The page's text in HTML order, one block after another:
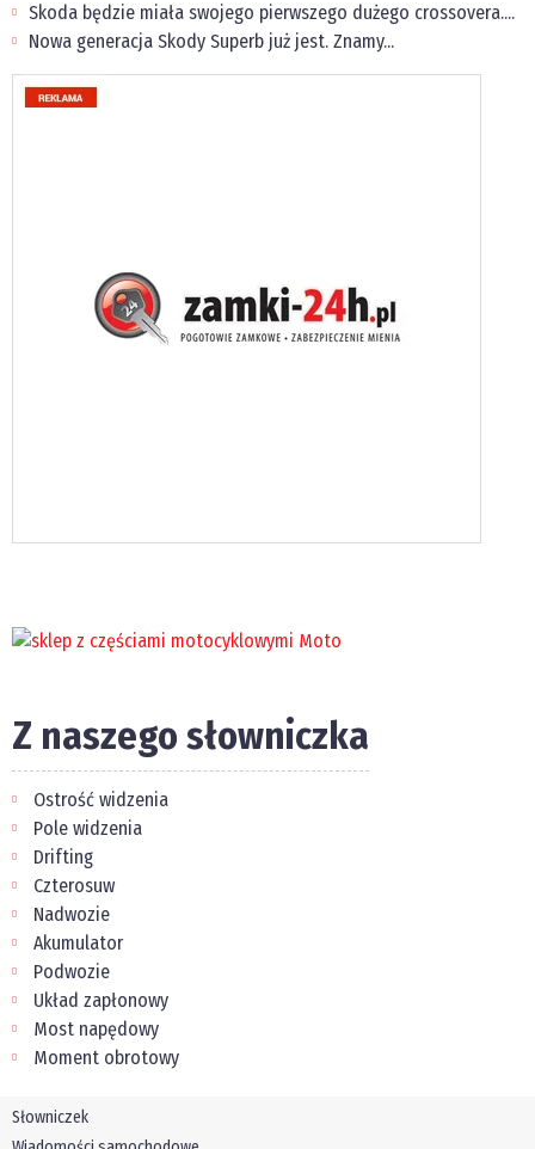
Skoda będzie miała swojego pierwszego dużego crossovera....
Nowa generacja Skody Superb już jest. Znamy...
Z naszego słowniczka
Ostrość widzenia
Pole widzenia
Drifting
Czterosuw
Nadwozie
Akumulator
Podwozie
Układ zapłonowy
Most napędowy
Moment obrotowy
Słowniczek